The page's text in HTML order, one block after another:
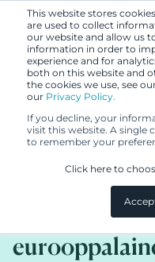
This website stores
are used to collect
our website and allow us
information in order to
experience and for
both on this website and
the cookies we use, see
our Privacy Policy.
If you decline, your
visit this website. A single
to remember your
Click here to
2.6.2026
luotujen